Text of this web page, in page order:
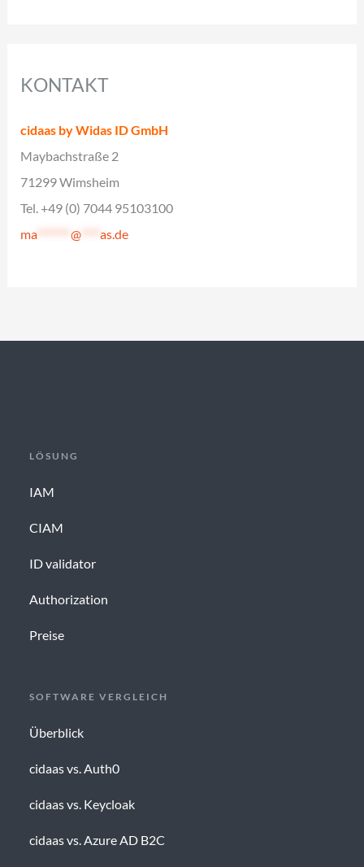
KONTAKT
cidaas by Widas ID GmbH
Maybachstraße 2
71299 Wimsheim
Tel. +49 (0) 7044 95103100
ma*******@ ****as.de
LÖSUNG
IAM
CIAM
ID validator
Authorization
Preise
SOFTWARE VERGLEICH
Überblick
cidaas vs. Auth0
cidaas vs. Keycloak
cidaas vs. Azure AD B2C